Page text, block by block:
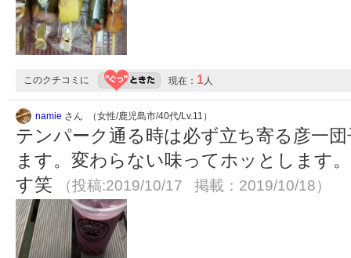
このクチコミに 現在： 1人
namie さん （女性/鹿児島市/40代/Lv.11）
テンパーク通る時は必ず立ち寄る彦一
ます。変わらない味ってホッとします
す笑
（投稿:2019/10/17 掲載：2019/10/18）